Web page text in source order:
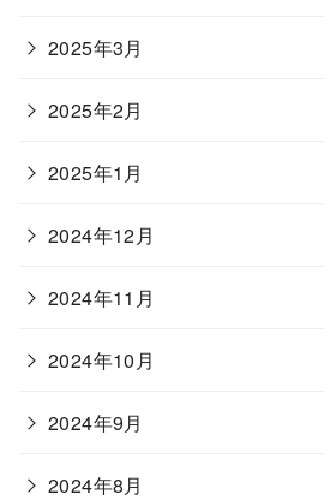
2025年3月
2025年2月
2025年1月
2024年12月
2024年11月
2024年10月
2024年9月
2024年8月